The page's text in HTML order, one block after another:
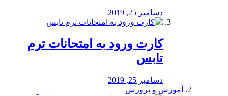
دسامبر 25, 2019
کارت ورود به امتحانات ترم
تابس
دسامبر 25, 2019
آموزش و پرورش